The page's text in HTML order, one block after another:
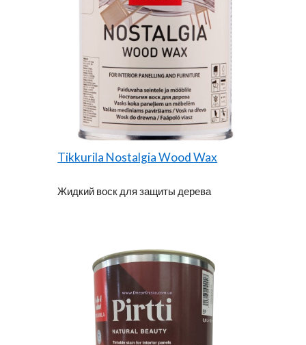
Tikkurila Nostalgia Wood Wax
Жидкий воск для защиты дерева